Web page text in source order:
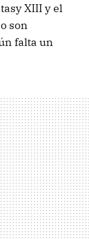
XIII y el
son
falta un